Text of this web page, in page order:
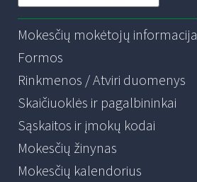
Mokesčių mokėtojų informacija
Formos
Rinkmenos / Atviri duomenys
Skaičiuoklės ir pagalbininkai
Sąskaitos ir įmokų kodai
Mokesčių žinynas
Mokesčių kalendorius